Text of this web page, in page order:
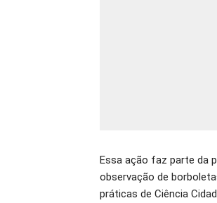
Essa ação faz parte da
observação de
práticas de Ciência